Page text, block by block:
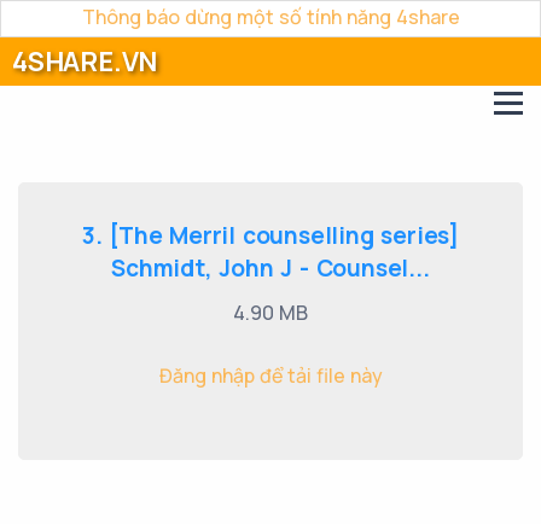
Thông báo dừng một số tính năng 4share
4SHARE.VN
3. [The Merril counselling series]
Schmidt, John J - Counsel...
4.90 MB
Đăng nhập để tải file này